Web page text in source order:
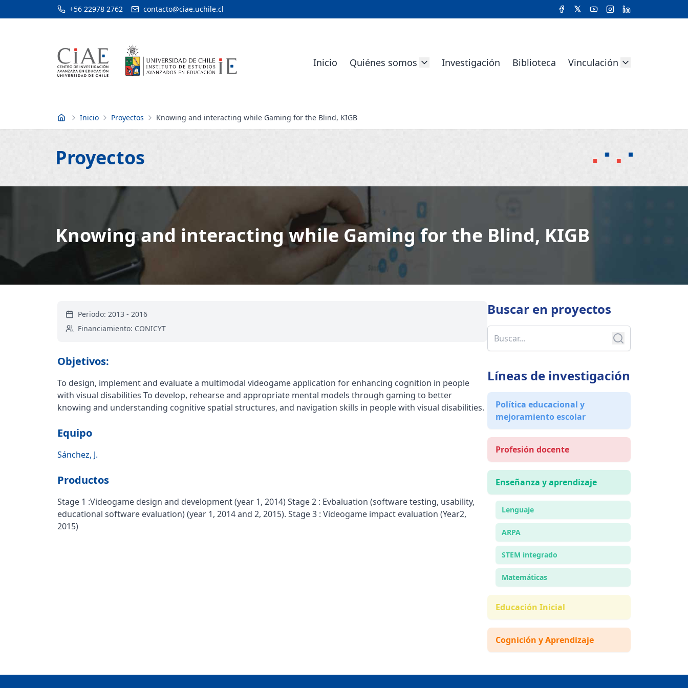
+56 22978 2762 contacto@ciae.uchile.cl
Inicio Quiénes somos Investigación Biblioteca Vinculación
Inicio Inicio Proyectos Knowing and interacting while Gaming for the Blind, KIGB
Proyectos
Knowing and interacting while Gaming for the Blind, KIGB
Periodo: 2013 - 2016
Financiamiento: CONICYT
Objetivos:
To design, implement and evaluate a multimodal videogame application for enhancing cognition in people
with visual disabilities To develop, rehearse and appropriate mental models through gaming to better
knowing and understanding cognitive spatial structures, and navigation skills in people with visual disabilities.
Equipo
Sánchez, J.
Productos
Stage 1 :Videogame design and development (year 1, 2014) Stage 2 : Evbaluation (software testing, usability,
educational software evaluation) (year 1, 2014 and 2, 2015). Stage 3 : Videogame impact evaluation (Year2,
2015)
Buscar en proyectos
Líneas de investigación
Política educacional y
mejoramiento escolar
Profesión docente
Enseñanza y aprendizaje
Lenguaje
ARPA
STEM integrado
Matemáticas
Educación Inicial
Cognición y Aprendizaje